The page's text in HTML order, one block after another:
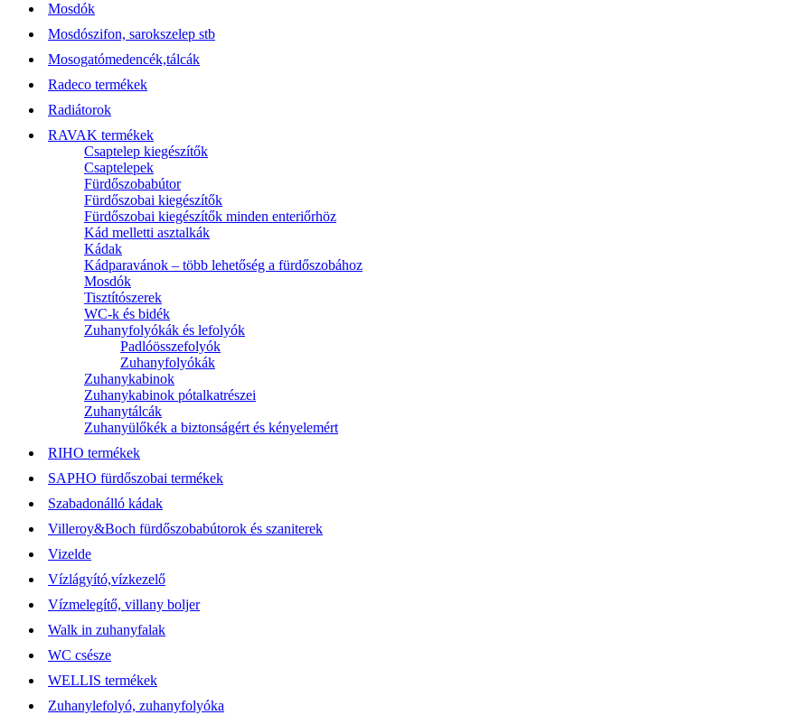
Mosdók
Mosdószifon, sarokszelep stb
Mosogatómedencék,tálcák
Radeco termékek
Radiátorok
RAVAK termékek
Csaptelep kiegészítők
Csaptelepek
Fürdőszobabútor
Fürdőszobai kiegészítők
Fürdőszobai kiegészítők minden enteriőrhöz
Kád melletti asztalkák
Kádak
Kádparavánok – több lehetőség a fürdőszobához
Mosdók
Tisztítószerek
WC-k és bidék
Zuhanyfolyókák és lefolyók
Padlóösszefolyók
Zuhanyfolyókák
Zuhanykabinok
Zuhanykabinok pótalkatrészei
Zuhanytálcák
Zuhanyülőkék a biztonságért és kényelemért
RIHO termékek
SAPHO fürdőszobai termékek
Szabadonálló kádak
Villeroy&Boch fürdőszobabútorok és szaniterek
Vizelde
Vízlágyító,vízkezelő
Vízmelegítő, villany boljer
Walk in zuhanyfalak
WC csésze
WELLIS termékek
Zuhanylefolyó, zuhanyfolyóka